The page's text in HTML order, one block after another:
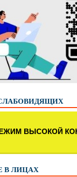
ВЫСОКОЙ
В ЛИЦАХ